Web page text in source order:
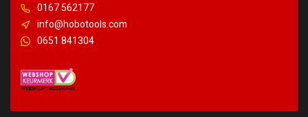
0167 562177
info@hobotools.com
0651 841304